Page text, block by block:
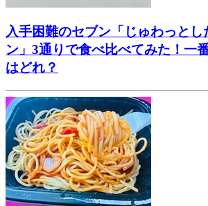
入手困難のセブン「じゅわっとし
ン」3通りで食べ比べてみた！一
はどれ？